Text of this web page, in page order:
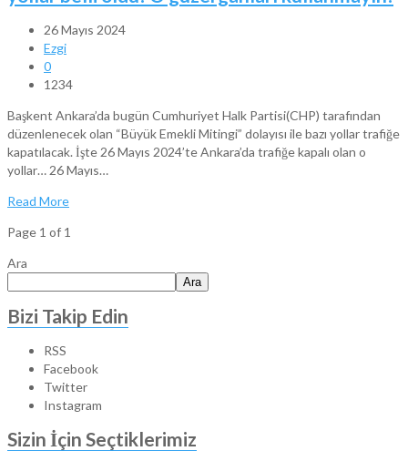
26 Mayıs 2024
Ezgi
0
1234
Başkent Ankara’da bugün Cumhuriyet Halk Partisi(CHP) tarafından
düzenlenecek olan “Büyük Emekli Mitingi” dolayısı ile bazı yollar trafiğe
kapatılacak. İşte 26 Mayıs 2024’te Ankara’da trafiğe kapalı olan o
yollar… 26 Mayıs…
Read More
Page 1 of 1
Ara
Ara
Bizi Takip Edin
RSS
Facebook
Twitter
Instagram
Sizin İçin Seçtiklerimiz